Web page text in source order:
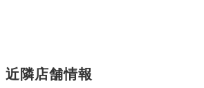
近隣店舗情報